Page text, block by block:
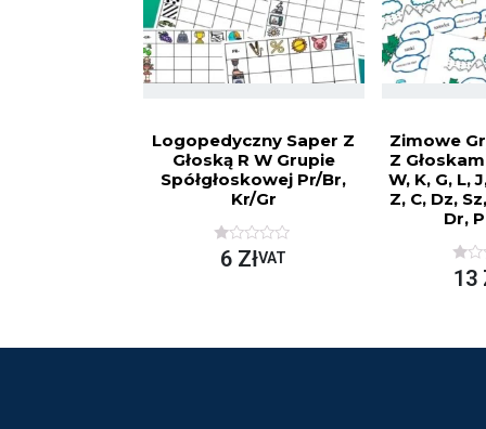
Logopedyczny Saper Z
Głoską R W Grupie
Spółgłoskowej Pr/br,
Kr/gr
O
O
6 ZłVAT
Zimowe
Z
W, K, G, L,
Z, C, Dz,
Dr,
O
C
13